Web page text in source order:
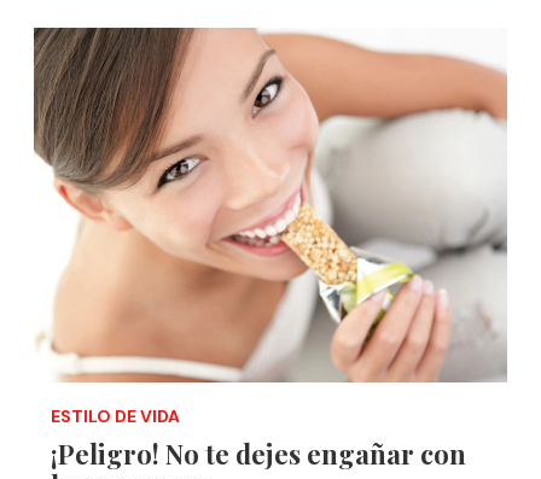
ESTILO DE VIDA
¡Peligro! No te dejes engañar con